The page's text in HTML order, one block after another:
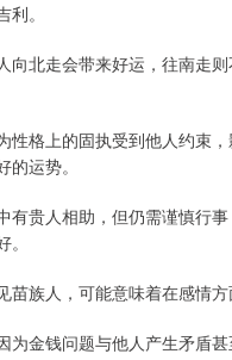
。
向北走会带来好运，往南走
性格上的固执受到他人约束
运势。
有贵人相助，但仍需谨慎行
族人，可能意味着在感情
金钱问题与他人产生矛盾